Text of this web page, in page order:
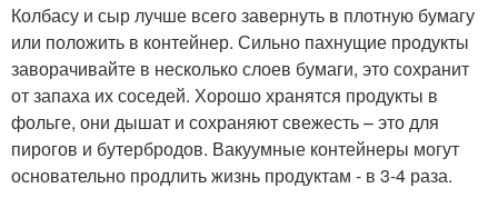
Колбасу и сыр лучше всего завернуть в плотную бумагу
или положить в контейнер. Сильно пахнущие продукты
заворачивайте в несколько слоев бумаги, это сохранит
от запаха их соседей. Хорошо хранятся продукты в
фольге, они дышат и сохраняют свежесть – это для
пирогов и бутербродов. Вакуумные контейнеры могут
основательно продлить жизнь продуктам - в 3-4 раза.